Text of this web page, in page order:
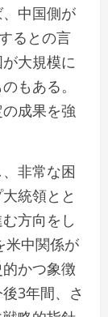
中国側が
るとの言
大規模に
もある。
成果を強
非常な困
統領とと
方向をし
米中関係が
かつ象徴
3年間、さ